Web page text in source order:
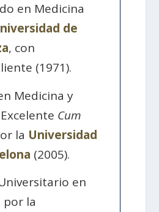
en Medicina
de
, con
(1971).
Medicina y
Cum
la Universidad
(2005).
en
por la